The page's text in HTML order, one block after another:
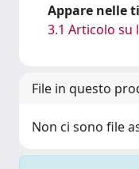
Appare nelle
3.1 Articolo su
File in questo
Non ci sono file